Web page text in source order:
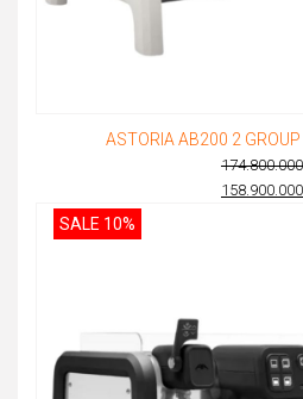
ASTORIA AB200 2
174.800.000
158.900.000
SALE 10%